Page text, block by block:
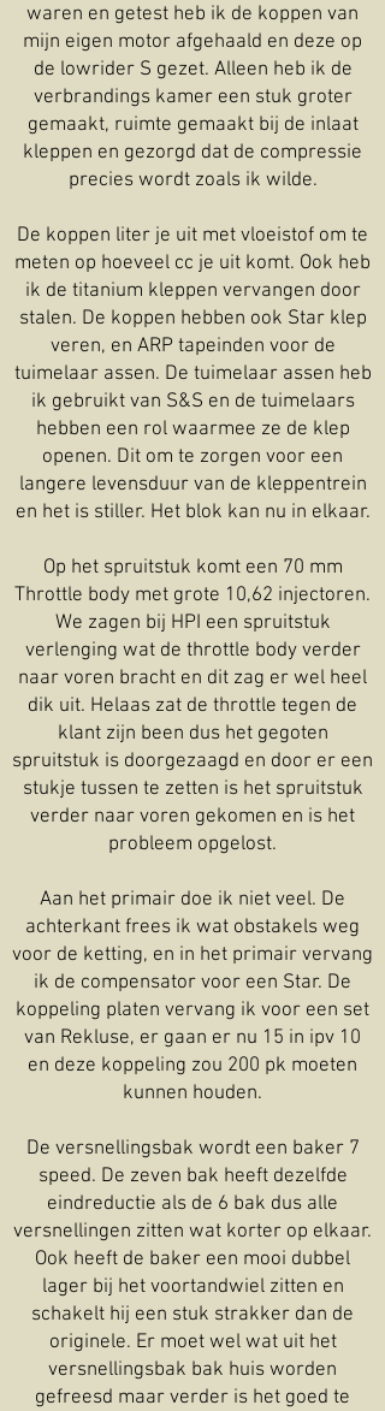
waren en getest heb ik de koppen van
mijn eigen motor afgehaald en deze op
de lowrider S gezet. Alleen heb ik de
verbrandings kamer een stuk groter
gemaakt, ruimte gemaakt bij de inlaat
kleppen en gezorgd dat de compressie
precies wordt zoals ik wilde.
De koppen liter je uit met vloeistof om te
meten op hoeveel cc je uit komt. Ook heb
ik de titanium kleppen vervangen door
stalen. De koppen hebben ook Star klep
veren, en ARP tapeinden voor de
tuimelaar assen. De tuimelaar assen heb
ik gebruikt van S&S en de tuimelaars
hebben een rol waarmee ze de klep
openen. Dit om te zorgen voor een
langere levensduur van de kleppentrein
en het is stiller. Het blok kan nu in elkaar.
Op het spruitstuk komt een 70 mm
Throttle body met grote 10,62 injectoren.
We zagen bij HPI een spruitstuk
verlenging wat de throttle body verder
naar voren bracht en dit zag er wel heel
dik uit. Helaas zat de throttle tegen de
klant zijn been dus het gegoten
spruitstuk is doorgezaagd en door er een
stukje tussen te zetten is het spruitstuk
verder naar voren gekomen en is het
probleem opgelost.
Aan het primair doe ik niet veel. De
achterkant frees ik wat obstakels weg
voor de ketting, en in het primair vervang
ik de compensator voor een Star. De
koppeling platen vervang ik voor een set
van Rekluse, er gaan er nu 15 in ipv 10
en deze koppeling zou 200 pk moeten
kunnen houden.
De versnellingsbak wordt een baker 7
speed. De zeven bak heeft dezelfde
eindreductie als de 6 bak dus alle
versnellingen zitten wat korter op elkaar.
Ook heeft de baker een mooi dubbel
lager bij het voortandwiel zitten en
schakelt hij een stuk strakker dan de
originele. Er moet wel wat uit het
versnellingsbak bak huis worden
gefreesd maar verder is het goed te